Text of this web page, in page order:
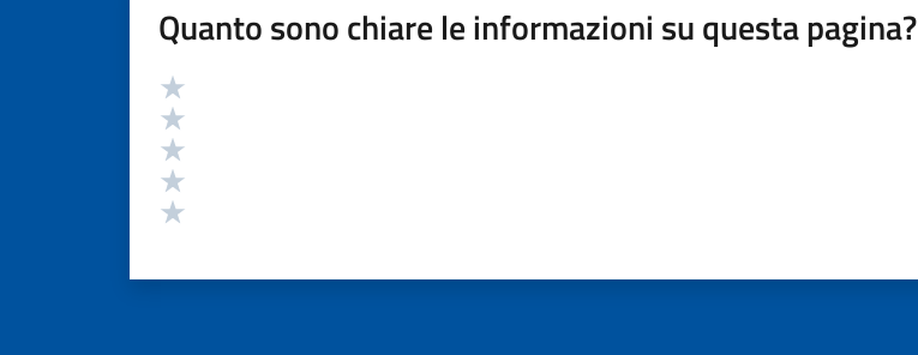
Quanto sono chiare le informazioni su questa pagina?
Valutazione